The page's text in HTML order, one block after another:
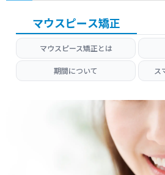
マウスピース矯正
マウスピース矯正とは
期間について ス